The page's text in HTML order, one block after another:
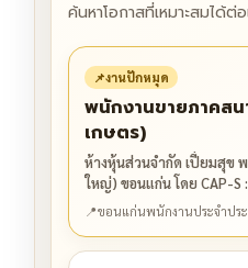
ค้นหาโอกาสที่เหมาะสมได้ต่
📌งานปักหมุด
พนักงานขายภาคสน
เกษตร)
ห้างหุ้นส่วนจำกัด เปี่ยมสุข พ
ใหญ่) ขอนแก่น โดย CAP-
📍ขอนแก่นพนักงานประจำปร